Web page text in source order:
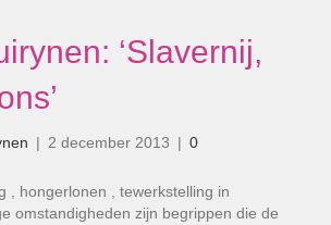
‘Slavernij,
| 2 december 2013 | 0
, hongerlonen , tewerkstelling in
omstandigheden zijn begrippen die de